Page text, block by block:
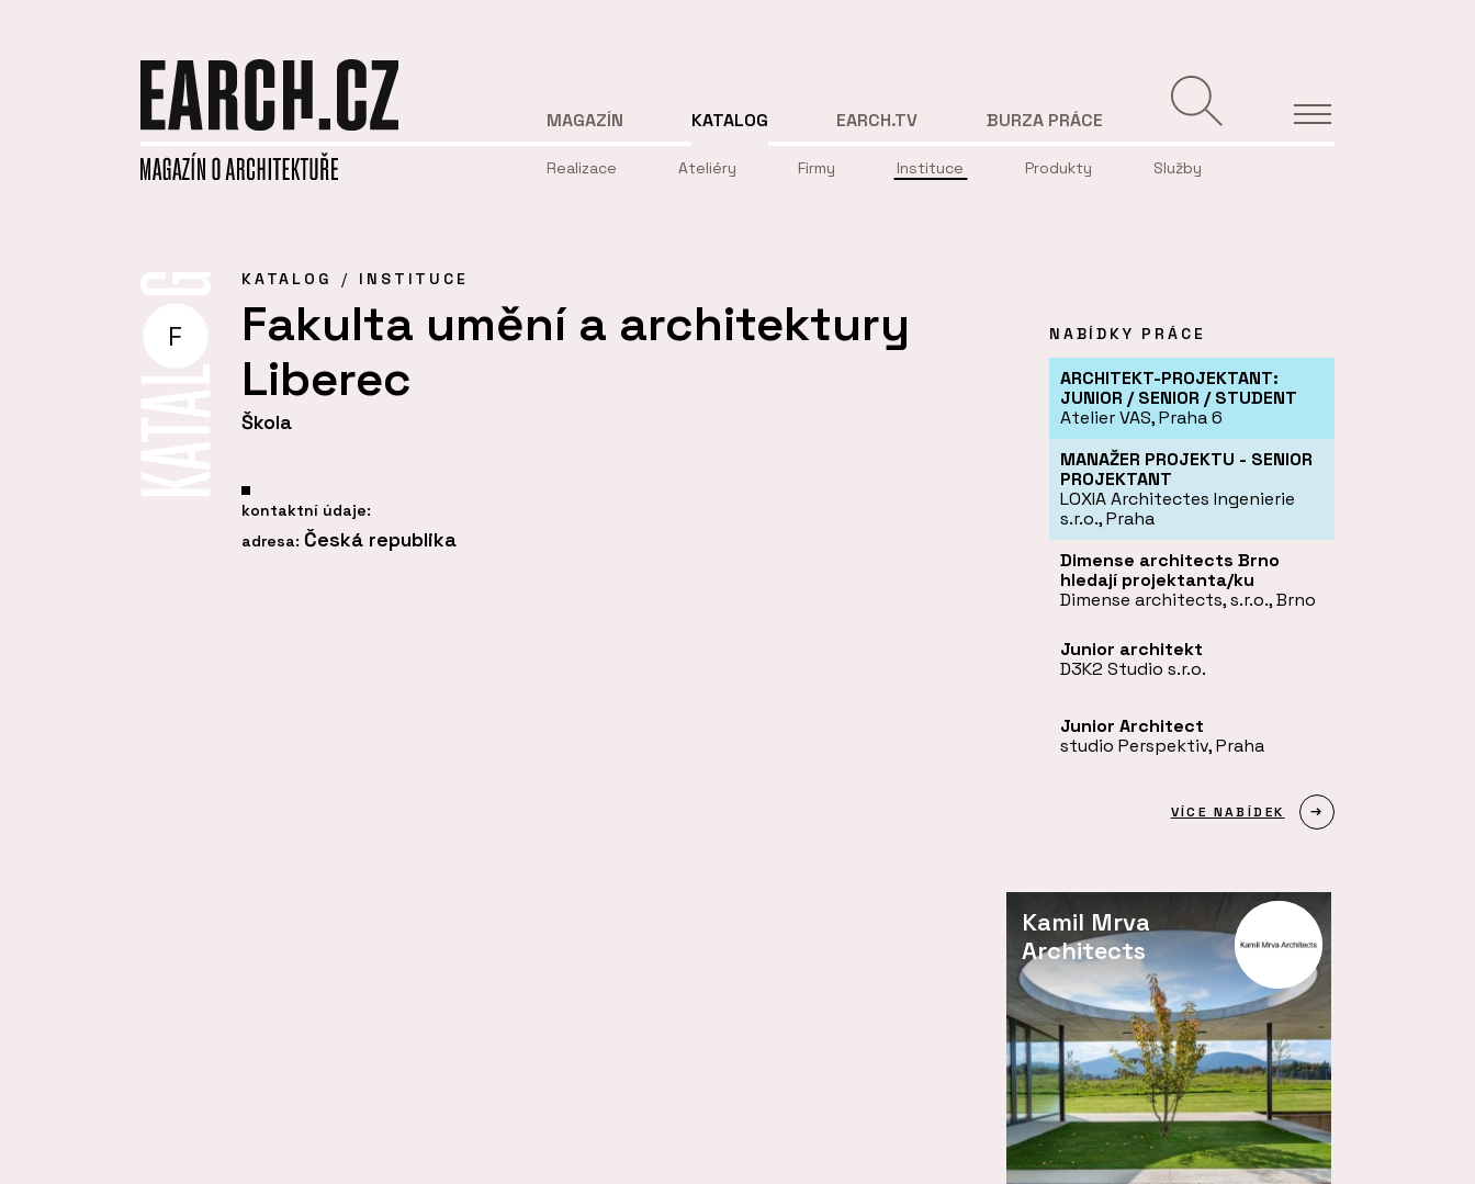
MAGAZÍN KATALOG
Realizace Ateliéry Firmy Instituce Produkty Služby
EARCH.TV BURZA PRÁCE
F
KATALOG INSTITUCE
Fakulta umění a architektury
Liberec
Škola
kontaktní údaje:
adresa: Česká republika
NABÍDKY PRÁCE
ARCHITEKT-PROJEKTANT:
JUNIOR / SENIOR / STUDENT
Atelier VAS, Praha 6
MANAŽER PROJEKTU - SENIOR
PROJEKTANT
LOXIA Architectes Ingenierie
s.r.o., Praha
Dimense architects Brno
hledají projektanta/ku
Dimense architects, s.r.o., Brno
Junior architekt
D3K2 Studio s.r.o.
Junior Architect
studio Perspektiv, Praha
VÍCE NABÍDEK
Kamil Mrva
Architects